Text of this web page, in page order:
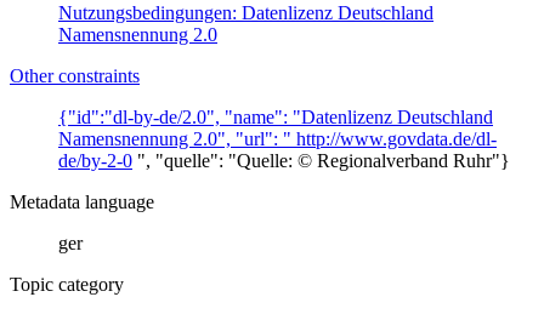
Nutzungsbedingungen: Datenlizenz Deutschland
Namensnennung 2.0
Other constraints
{"id":"dl-by-de/2.0", "name": "Datenlizenz Deutschland
Namensnennung 2.0", "url": " http://www.govdata.de/dl-
de/by-2-0 ", "quelle": "Quelle: © Regionalverband Ruhr"}
Metadata language
ger
Topic category